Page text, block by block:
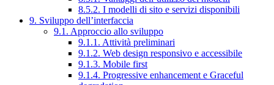
8.5.2. I modelli di sito e servizi disponibili
9. Sviluppo dell’interfaccia
9.1. Approccio allo sviluppo
9.1.1. Attività preliminari
9.1.2. Web design responsivo e accessibile
9.1.3. Mobile first
9.1.4. Progressive enhancement e Graceful